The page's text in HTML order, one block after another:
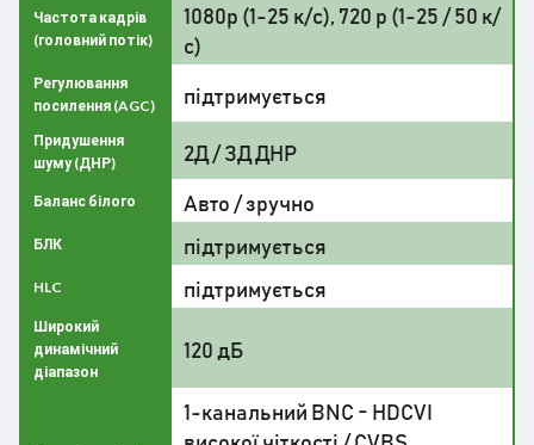
Частота кадрів
(головний потік)
1080p (1-25 к/с), 720 р (1-25 / 50 к/
с)
Регулювання
посилення (AGC)
підтримується
Придушення
шуму (ДНР)
2Д / ЗД ДНР
Баланс білого Авто / зручно
БЛК підтримується
HLC підтримується
Широкий
динамічний
діапазон
120 дБ
1-канальний BNC - HDCVI